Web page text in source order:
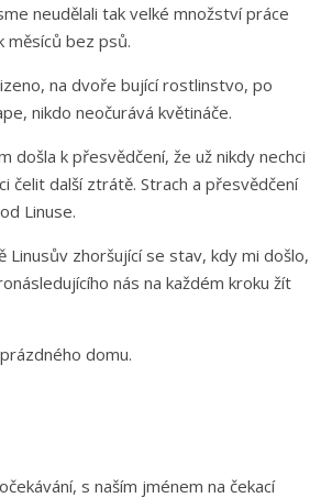
neudělali tak velké množství práce
měsíců bez psů.
na dvoře bující rostlinstvo, po
nikdo neočurává květináče.
došla k přesvědčení, že už nikdy nechci
čelit další ztrátě. Strach a přesvědčení
Linuse.
Linusův zhoršující se stav, kdy mi došlo,
nás na každém kroku žít
domu.
s naším jménem na čekací